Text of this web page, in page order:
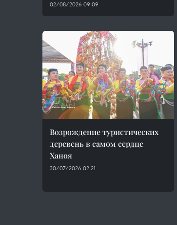
02/08/2026 09:09
Возрождение туристических
деревень в самом сердце
Ханоя
30/07/2026 02:21